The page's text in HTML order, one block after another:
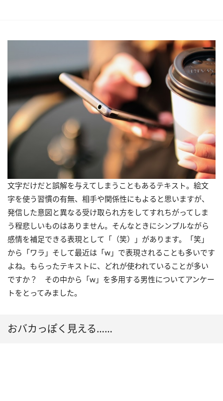
文字だけだと誤解を与えてしまうこともあるテキスト。絵文
字を使う習慣の有無、相手や関係性にもよると思いますが、
発信した意図と異なる受け取られ方をしてすれちがってしま
う程悲しいものはありません。そんなときにシンプルながら
感情を補足できる表現として「（笑）」があります。「笑」
から「ワラ」そして最近は「w」で表現されることも多いです
よね。もらったテキストに、どれが使われていることが多い
ですか？ その中から「w」を多用する男性についてアンケー
トをとってみました。
おバカっぽく見える……